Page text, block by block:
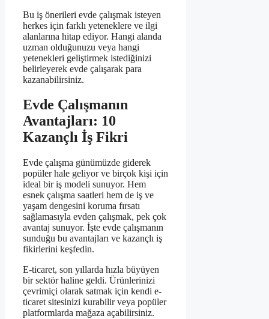
Bu iş önerileri evde çalışmak isteyen
herkes için farklı yeteneklere ve ilgi
alanlarına hitap ediyor. Hangi alanda
uzman olduğunuzu veya hangi
yetenekleri geliştirmek istediğinizi
belirleyerek evde çalışarak para
kazanabilirsiniz.
Evde Çalışmanın
Avantajları: 10
Kazançlı İş Fikri
Evde çalışma günümüzde giderek
popüler hale geliyor ve birçok kişi için
ideal bir iş modeli sunuyor. Hem
esnek çalışma saatleri hem de iş ve
yaşam dengesini koruma fırsatı
sağlamasıyla evden çalışmak, pek çok
avantaj sunuyor. İşte evde çalışmanın
sunduğu bu avantajları ve kazançlı iş
fikirlerini keşfedin.
E-ticaret, son yıllarda hızla büyüyen
bir sektör haline geldi. Ürünlerinizi
çevrimiçi olarak satmak için kendi e-
ticaret sitesinizi kurabilir veya popüler
platformlarda mağaza açabilirsiniz.